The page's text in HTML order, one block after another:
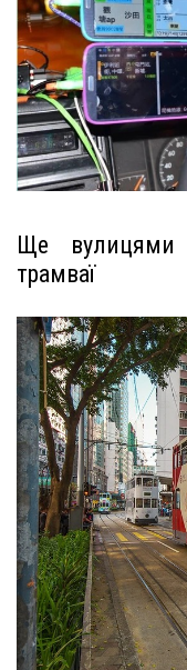
Ще вулицями
трамваї